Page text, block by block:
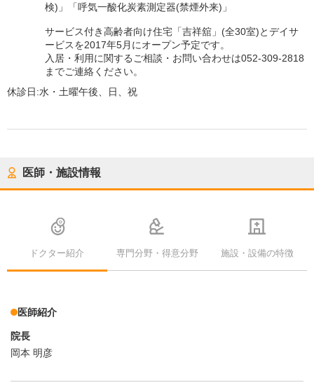
検)」「呼気一酸化炭素測定器(禁煙外来)」
サービス付き高齢者向け住宅「吉祥舘」(全30室)とデイサ
ービスを2017年5月にオープン予定です。
入居・利用に関するご相談・お問い合わせは052-309-2818
までご連絡ください。
休診日:水・土曜午後、日、祝
医師・施設情報
ドクター紹介 専門分野・得意分野 施設・設備の特徴
医師紹介
院長
岡本 明彦